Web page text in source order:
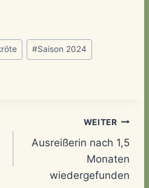
#Saison 2024
WEITER
Ausreißerin nach 1,5
Monaten
wiedergefunden